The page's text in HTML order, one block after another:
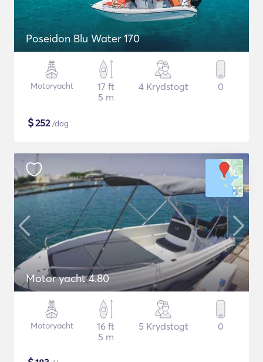
Poseidon Blu Water 170
Motoryacht
17 ft
5 m
4 Krydstogt 0
$252/dag
Motor yacht 4.80
Motoryacht
16 ft
5 m
5 Krydstogt 0